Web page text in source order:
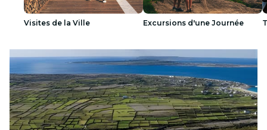
Visites de la Ville Excursions d'une Journée